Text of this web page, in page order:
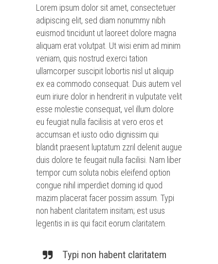
Lorem ipsum dolor sit amet, consectetuer
adipiscing elit, sed diam nonummy nibh
euismod tincidunt ut laoreet dolore magna
aliquam erat volutpat. Ut wisi enim ad minim
veniam, quis nostrud exerci tation
ullamcorper suscipit lobortis nisl ut aliquip
ex ea commodo consequat. Duis autem vel
eum iriure dolor in hendrerit in vulputate velit
esse molestie consequat, vel illum dolore
eu feugiat nulla facilisis at vero eros et
accumsan et iusto odio dignissim qui
blandit praesent luptatum zzril delenit augue
duis dolore te feugait nulla facilisi. Nam liber
tempor cum soluta nobis eleifend option
congue nihil imperdiet doming id quod
mazim placerat facer possim assum. Typi
non habent claritatem insitam; est usus
legentis in iis qui facit eorum claritatem.
Typi non habent claritatem